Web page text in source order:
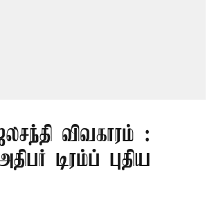
விவகாரம் :
டிரம்ப் புதிய